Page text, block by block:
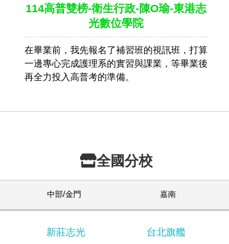
114高普雙榜-衛生行政-陳O瑜-東港志
光數位學院
在畢業前，我先報名了補習班的視訊班，打算
一邊專心完成護理系的實習與課業，等畢業後
再全力投入高普考的準備。
全國分校
中部/金門 嘉南
新莊志光 台北旗艦